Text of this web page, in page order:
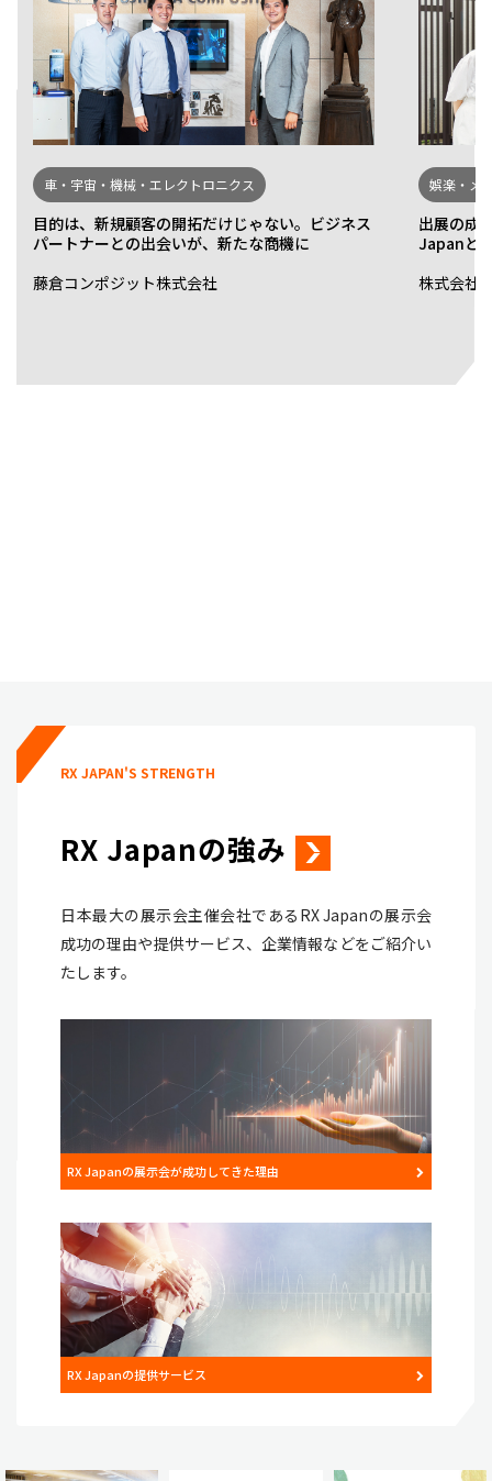
車・宇宙・機械・エレクトロニクス
目的は、新規顧客の開拓だけじゃない。ビジネス
パートナーとの出会いが、新たな商機に
藤倉コンポジット株式会社
娯楽・メ
出展の成
Japanと
株式会社
RX JAPAN'S STRENGTH
RX Japanの強み
日本最大の展示会主催会社であるRX Japanの展示会
成功の理由や提供サービス、企業情報などをご紹介い
たします。
RX Japanの展示会が成功してきた理由
RX Japanの提供サービス